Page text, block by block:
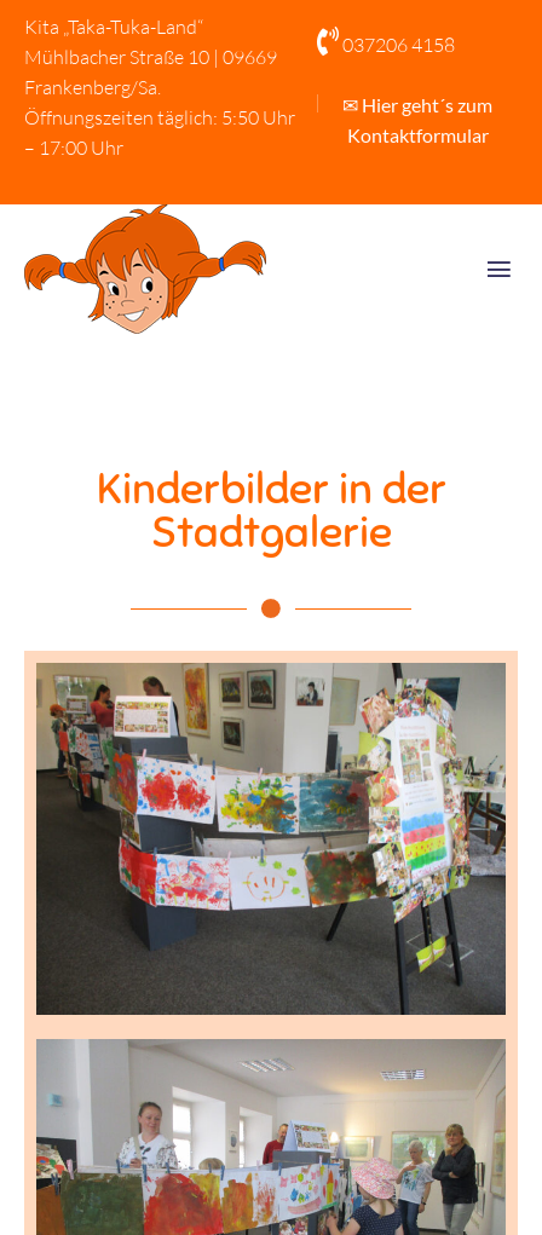
Kita „Taka-Tuka-Land“
Mühlbacher Straße 10 | 09669
Frankenberg/Sa.
Öffnungszeiten täglich: 5:50 Uhr
– 17:00 Uhr
037206 4158
✉ Hier geht´s zum
Kontaktformular
Kinderbilder in der
Stadtgalerie